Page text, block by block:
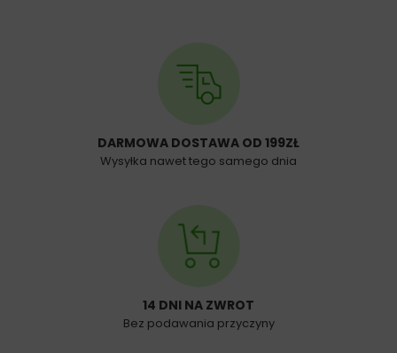
DARMOWA DOSTAWA OD 199ZŁ
Wysyłka nawet tego samego dnia
14 DNI NA ZWROT
Bez podawania przyczyny